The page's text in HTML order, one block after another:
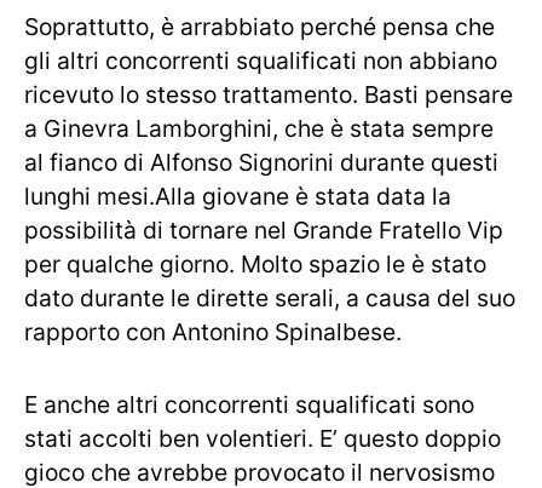
Soprattutto, è arrabbiato perché pensa che
gli altri concorrenti squalificati non abbiano
ricevuto lo stesso trattamento. Basti pensare
a Ginevra Lamborghini, che è stata sempre
al fianco di Alfonso Signorini durante questi
lunghi mesi.Alla giovane è stata data la
possibilità di tornare nel Grande Fratello Vip
per qualche giorno. Molto spazio le è stato
dato durante le dirette serali, a causa del suo
rapporto con Antonino Spinalbese.
E anche altri concorrenti squalificati sono
stati accolti ben volentieri. E’ questo doppio
gioco che avrebbe provocato il nervosismo